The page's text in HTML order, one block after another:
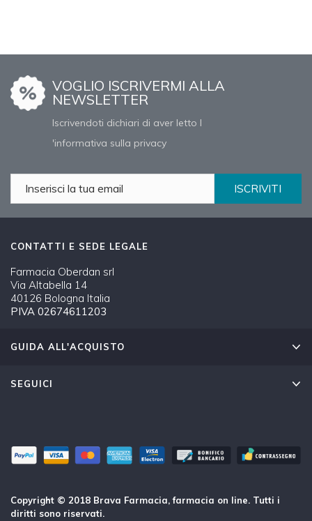
VOGLIO ISCRIVERMI ALLA
NEWSLETTER
Iscrivendoti dichiari di aver letto l
'informativa sulla privacy
ISCRIVITI
CONTATTI E SEDE LEGALE
Farmacia Oberdan srl
Via Altabella 14
40126 Bologna Italia
PIVA 02674611203
GUIDA ALL'ACQUISTO
SEGUICI
Copyright © 2018 Brava Farmacia, farmacia on line. Tutti i
diritti sono riservati.